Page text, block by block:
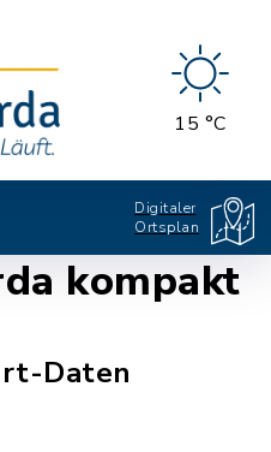
15 °C
Digitaler
Ortsplan
kompakt
Daten